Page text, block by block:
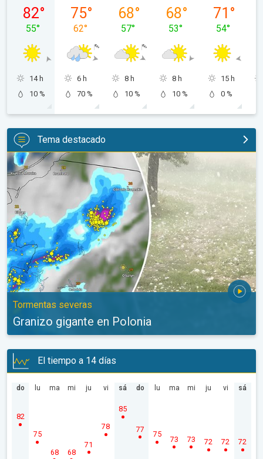
82°
55°
14 h
10 %
75°
62°
6 h
70 %
68°
57°
8 h
10 %
68°
53°
8 h
10 %
71 °
54°
15 h
0 %
Tema destacado
Granizo gigante en Polonia. Tormentas severas. . .
Tormentas severas
Granizo gigante en Polonia
El tiempo a 14 días
do
82
lu
75
ma
68
mi
68
ju
71
vi
78
sá
85
do
77
lu
75
ma
73
mi
73
ju
72
vi
72
sá
72